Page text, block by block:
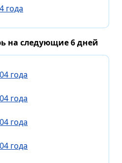
года
на следующие 6 дней
года
года
года
года